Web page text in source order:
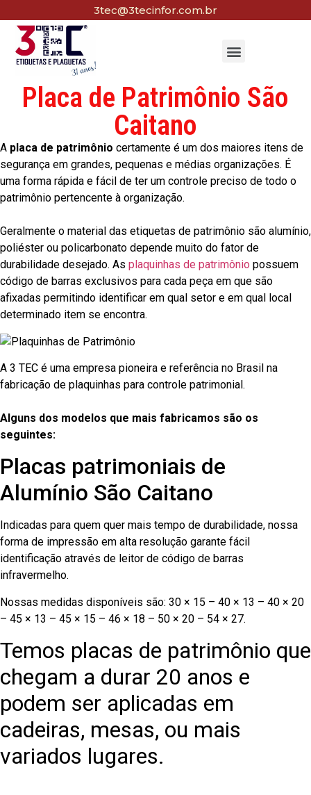
3tec@3tecinfor.com.br
Placa de Patrimônio São
Caitano
A placa de patrimônio certamente é um dos maiores itens de
segurança em grandes, pequenas e médias organizações. É
uma forma rápida e fácil de ter um controle preciso de todo o
patrimônio pertencente à organização.
Geralmente o material das etiquetas de patrimônio são alumínio,
poliéster ou policarbonato depende muito do fator de
durabilidade desejado. As plaquinhas de patrimônio possuem
código de barras exclusivos para cada peça em que são
afixadas permitindo identificar em qual setor e em qual local
determinado item se encontra.
A 3 TEC é uma empresa pioneira e referência no Brasil na
fabricação de plaquinhas para controle patrimonial.
Alguns dos modelos que mais fabricamos são os
seguintes:
Placas patrimoniais de
Alumínio São Caitano
Indicadas para quem quer mais tempo de durabilidade, nossa
forma de impressão em alta resolução garante fácil
identificação através de leitor de código de barras
infravermelho.
Nossas medidas disponíveis são: 30 × 15 – 40 × 13 – 40 × 20
– 45 × 13 – 45 × 15 – 46 × 18 – 50 × 20 – 54 × 27.
Temos placas de patrimônio que
chegam a durar 20 anos e
podem ser aplicadas em
cadeiras, mesas, ou mais
variados lugares.